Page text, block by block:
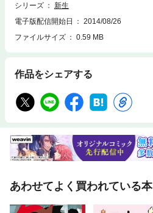
シリーズ
新生
電子版配信開始日
2014/08/26
ファイルサイズ
0.59 MB
作品をシェアする
あわせてよく買われている本